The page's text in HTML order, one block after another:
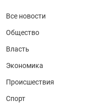
Все новости
Общество
Власть
Экономика
Происшествия
Спорт